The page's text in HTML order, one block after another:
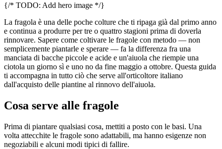
{/* TODO: Add hero image */}
La fragola è una delle poche colture che ti ripaga già dal primo anno
e continua a produrre per tre o quattro stagioni prima di doverla
rinnovare. Sapere come coltivare le fragole con metodo — non
semplicemente piantarle e sperare — fa la differenza fra una
manciata di bacche piccole e acide e un'aiuola che riempie una
ciotola un giorno sì e uno no da fine maggio a ottobre. Questa guida
ti accompagna in tutto ciò che serve all'orticoltore italiano
dall'acquisto delle piantine al rinnovo dell'aiuola.
Cosa serve alle fragole
Prima di piantare qualsiasi cosa, mettiti a posto con le basi. Una
volta attecchite le fragole sono adattabili, ma hanno esigenze non
negoziabili e alcuni modi tipici di fallire.